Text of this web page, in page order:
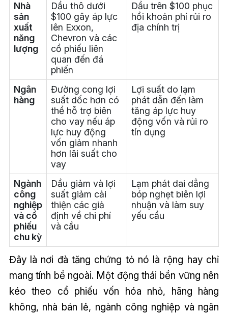
Nhà
sản
xuất
năng
lượng
Dầu thô dưới
$100 gây áp lực
lên Exxon,
Chevron và các
cổ phiếu liên
quan đến đá
phiến
Dầu trên $100 phục
hồi khoản phí rủi ro
địa chính trị
Ngân
hàng
Đường cong lợi
suất dốc hơn có
thể hỗ trợ biên
cho vay nếu áp
lực huy động
vốn giảm nhanh
hơn lãi suất cho
vay
Lợi suất do lạm
phát dẫn đến làm
tăng áp lực huy
động vốn và rủi ro
tín dụng
Ngành
công
nghiệp
và cổ
phiếu
chu kỳ
Dầu giảm và lợi
suất giảm cải
thiện các giả
định về chi phí
và cầu
Lạm phát dai dẳng
bóp nghẹt biên lợi
nhuận và làm suy
yếu cầu
Đây là nơi đà tăng chứng tỏ nó là rộng hay chỉ
mang tính bề ngoài. Một động thái bền vững nên
kéo theo cổ phiếu vốn hóa nhỏ, hãng hàng
không, nhà bán lẻ, ngành công nghiệp và ngân